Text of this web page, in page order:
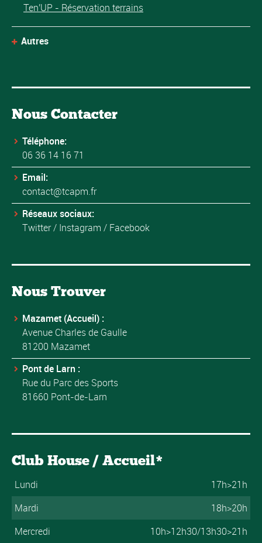
Ten'UP - Réservation terrains
Autres
Nous Contacter
Téléphone:
06 36 14 16 71
Email:
contact@tcapm.fr
Réseaux sociaux:
Twitter/ Instagram / Facebook
Nous Trouver
Mazamet (Accueil) :
Avenue Charles de Gaulle
81200 Mazamet
Pont de Larn :
Rue du Parc des Sports
81660 Pont-de-Larn
Club House / Accueil*
Lundi
17h>21h
Mardi
18h>20h
Mercredi
10h>12h30/13h30>21h